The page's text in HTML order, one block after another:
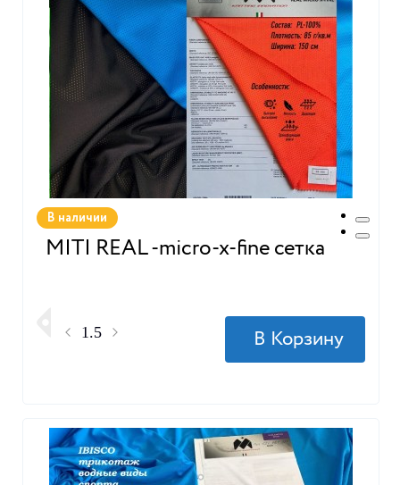
В наличии
MITI REAL -micro-x-fine сетка